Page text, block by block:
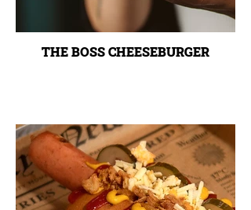
THE BOSS CHEESEBURGER